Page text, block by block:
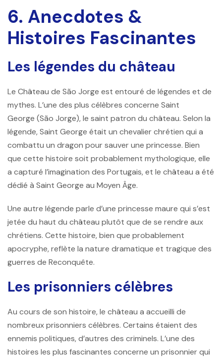
6. Anecdotes &
Histoires Fascinantes
Les légendes du château
Le Château de São Jorge est entouré de légendes et de
mythes. L’une des plus célèbres concerne Saint
George (São Jorge), le saint patron du château. Selon la
légende, Saint George était un chevalier chrétien qui a
combattu un dragon pour sauver une princesse. Bien
que cette histoire soit probablement mythologique, elle
a capturé l’imagination des Portugais, et le château a été
dédié à Saint George au Moyen Âge.
Une autre légende parle d’une princesse maure qui s’est
jetée du haut du château plutôt que de se rendre aux
chrétiens. Cette histoire, bien que probablement
apocryphe, reflète la nature dramatique et tragique des
guerres de Reconquête.
Les prisonniers célèbres
Au cours de son histoire, le château a accueilli de
nombreux prisonniers célèbres. Certains étaient des
ennemis politiques, d’autres des criminels. L’une des
histoires les plus fascinantes concerne un prisonnier qui